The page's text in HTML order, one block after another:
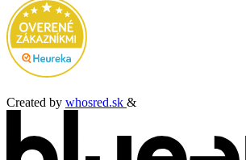
Created by whosred.sk &